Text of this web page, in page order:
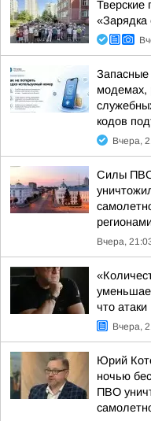
Тверские
«Зарядка
Запасные
модемах,
кодов
Вчера,
Силы ПВО
Вчера,
что атаки
Вчера,
Юрий
ночью
ПВО